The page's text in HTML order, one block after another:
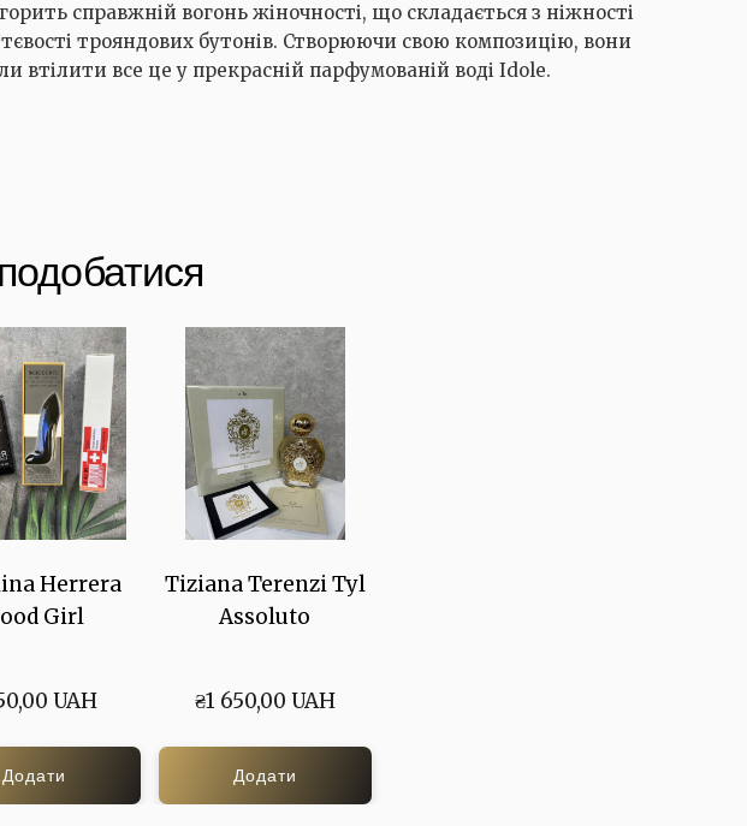
справжній вогонь жіночності, що складається з ніжності
трояндових бутонів. Створюючи свою композицію, вони
втілити все це у прекрасній парфумованій воді Idole.
Herrera
Girl
UAH
Додати
Tiziana Terenzi Tyl
Assoluto
₴1 650,00 UAH
Додати